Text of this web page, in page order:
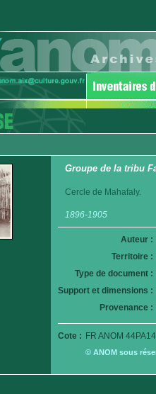
Groupe de la tribu
Cercle de Mahafaly.
1896-1905
Auteur :
Territoire :
Type de document :
Support et dimensions :
Provenance :
Cote : FR ANOM
© ANOM sous